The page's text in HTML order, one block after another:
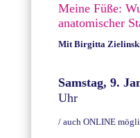
Meine Füße:
anatomischer
Mit Birgitta
Samstag, 9.
Uhr
/ auch ONLINE